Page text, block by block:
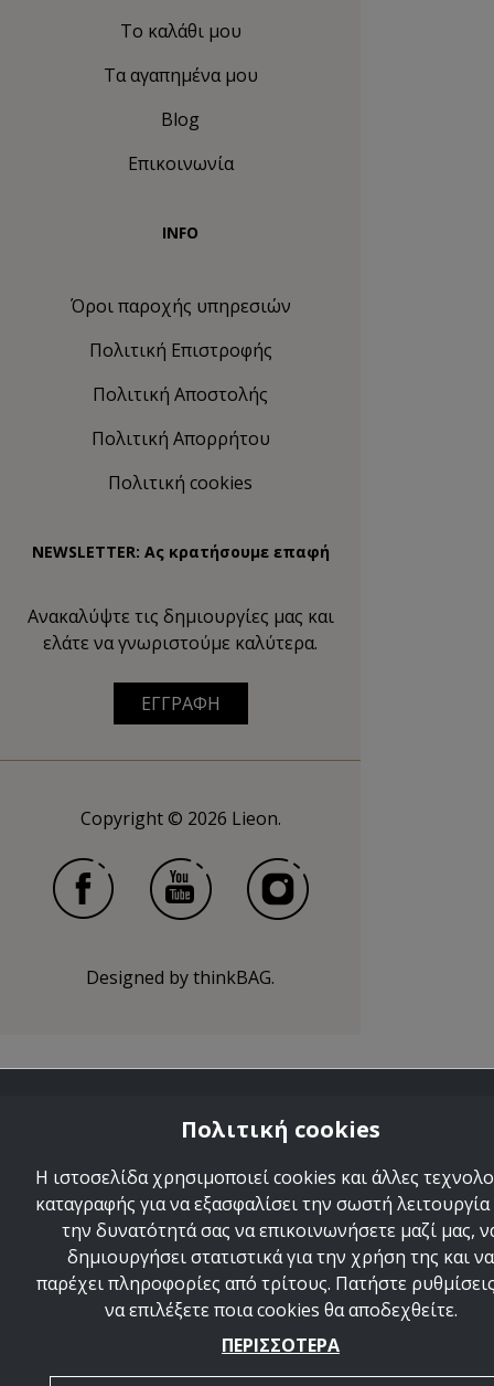
Το καλάθι μου
Τα αγαπημένα μου
Blog
Επικοινωνία
INFO
Όροι παροχής υπηρεσιών
Πολιτική Eπιστροφής
Πολιτική Αποστολής
Πολιτική Απορρήτου
Πολιτική cookies
NEWSLETTER: Ας κρατήσουμε επαφή
Ανακαλύψτε τις δημιουργίες μας και
ελάτε να γνωριστούμε καλύτερα.
ΕΓΓΡΑΦΗ
Copyright © 2026 Lieon.
Designed bythinkBAG.
Πολιτική cookies
Η ιστοσελίδα χρησιμοποιεί cookies και άλλες
καταγραφής για να εξασφαλίσει την σωστή λειτουργία
την δυνατότητά σας να επικοινωνήσετε μαζί μας,
δημιουργήσει στατιστικά για την χρήση της και να
παρέχει πληροφορίες από τρίτους. Πατήστε
να επιλέξετε ποια cookies θα αποδεχθείτε.
ΠΕΡΙΣΣΟΤΕΡΑ